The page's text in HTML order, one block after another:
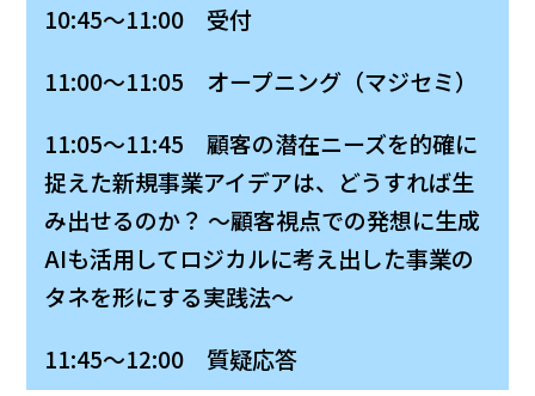
10:45～11:00 受付
11:00～11:05 オープニング（マジセミ）
11:05～11:45 顧客の潜在ニーズを的確に
捉えた新規事業アイデアは、どうすれば生
み出せるのか？ ～顧客視点での発想に生成
AIも活用してロジカルに考え出した事業の
タネを形にする実践法～
11:45～12:00 質疑応答